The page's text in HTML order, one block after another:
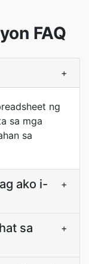
FAQ
+
ng
sa mga
sa
ako i-
+
sa
+